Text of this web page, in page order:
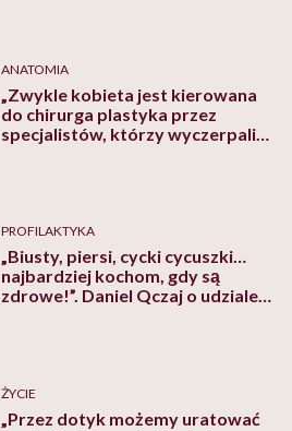
ANATOMIA
„Zwykle kobieta jest kierowana
do chirurga plastyka przez
specjalistów, którzy wyczerpali
PROFILAKTYKA
„Biusty, piersi, cycki cycuszki…
najbardziej kochom, gdy są
zdrowe!”. Daniel Qczaj o udziale
ŻYCIE
„Przez dotyk możemy uratować